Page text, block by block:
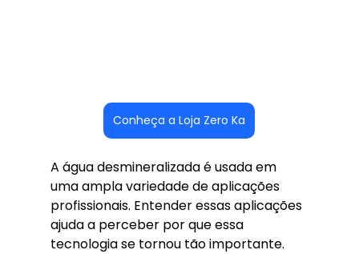
Conheça a Loja Zero Ka
A água desmineralizada é usada em
uma ampla variedade de aplicações
profissionais. Entender essas aplicações
ajuda a perceber por que essa
tecnologia se tornou tão importante.